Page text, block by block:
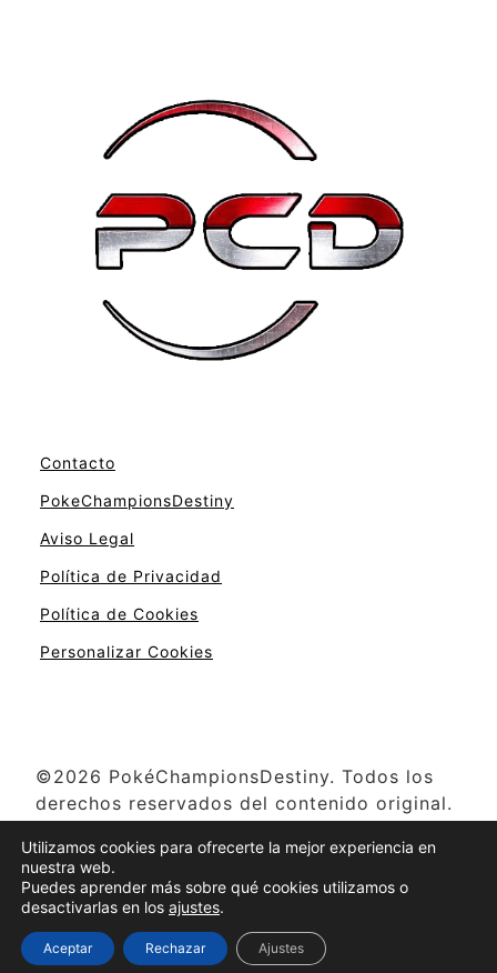
Contacto
PokeChampionsDestiny
Aviso Legal
Política de Privacidad
Política de Cookies
Personalizar Cookies
©2026 PokéChampionsDestiny. Todos los
derechos reservados del contenido original.
propiedad de The Pokémon Company,
Creatures Inc., Game Freak y Nintendo ©
1996-2025
Utilizamos cookies para ofrecerte la mejor experiencia en
nuestra web.
Puedes aprender más sobre qué cookies utilizamos o
desactivarlas en los ajustes.
Aceptar Rechazar Ajustes